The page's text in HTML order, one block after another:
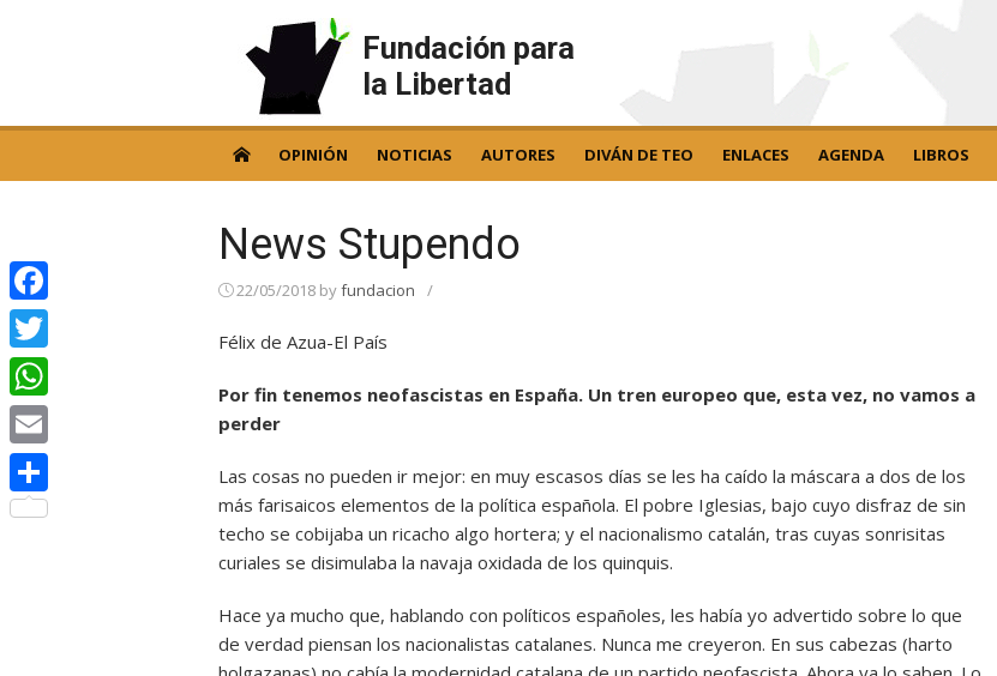
Fundación para
la Libertad
OPINIÓN NOTICIAS AUTORES DIVÁN DE TEO ENLACES AGENDA LIBROS
News Stupendo
22/05/2018 byfundacion /
Félix de Azua-El País
Por fin tenemos neofascistas en España. Un tren europeo que, esta vez, no vamos a
perder
Las cosas no pueden ir mejor: en muy escasos días se les ha caído la máscara a dos de los
más farisaicos elementos de la política española. El pobre Iglesias, bajo cuyo disfraz de sin
techo se cobijaba un ricacho algo hortera; y el nacionalismo catalán, tras cuyas sonrisitas
curiales se disimulaba la navaja oxidada de los quinquis.
Hace ya mucho que, hablando con políticos españoles, les había yo advertido sobre lo que
de verdad piensan los nacionalistas catalanes. Nunca me creyeron. En sus cabezas (harto
Facebook
Twitter
WhatsApp
Email
Compartir